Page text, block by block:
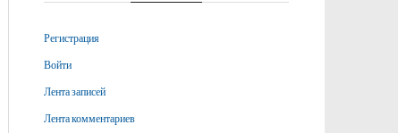
Регистрация
Войти
Лента записей
Лента комментариев